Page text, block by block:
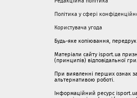
Політика у сфері
Користувача угода
Будь-яке копіювання,
Матеріали сайту isport.ua
(принципів) відповідальної гри.
При виявленні перших ознак
альтернативою роботі.
Інформаційний ресурс